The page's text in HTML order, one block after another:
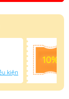
kiện
10%